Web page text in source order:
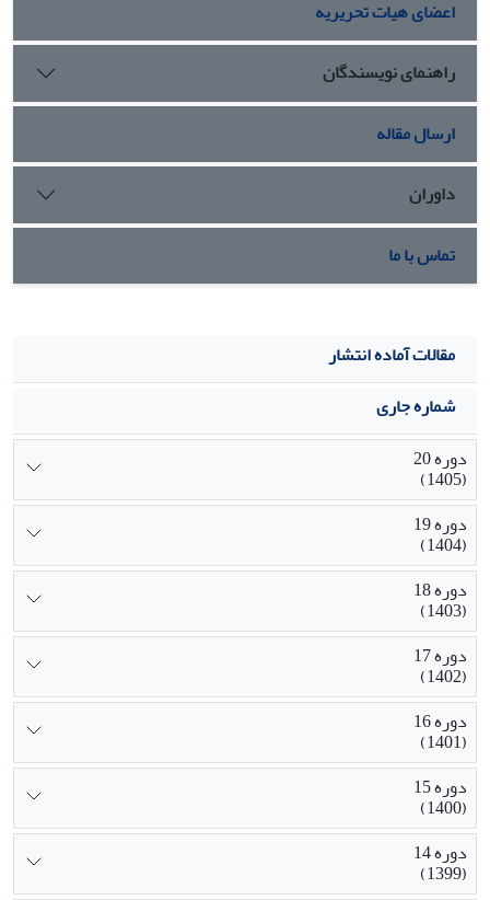
دانشجویان و تدریس اثربخش، مدرسان دانشگاه صنعتی
کرمانشاه از روش هایی نظیر مدل سازی ذهنی و پروپوزال نویسی
طر حهای مرتبط با هریک از رشته های تحصیلی
بهره گیرند.
اعضای هیات تحریریه
راهنمای نویسندگان
ارسال مقاله
داوران
تماس با ما
مقالات آماده انتشار
شماره جاری
دوره 20
(1405)
دوره 19
(1404)
دوره 18
(1403)
دوره 17
(1402)
دوره 16
(1401)
دوره 15
(1400)
دوره 14
(1399)